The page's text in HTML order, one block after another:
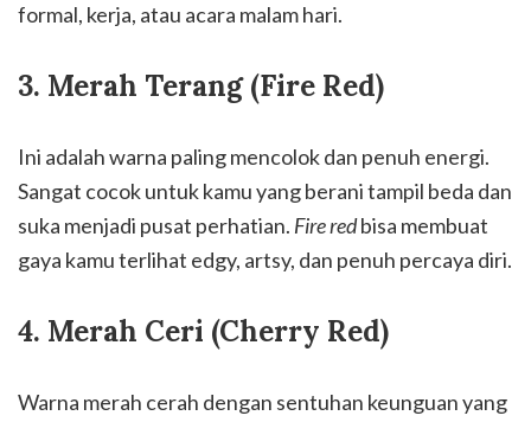
formal, kerja, atau acara malam hari.
3. Merah Terang (Fire Red)
Ini adalah warna paling mencolok dan penuh energi.
Sangat cocok untuk kamu yang berani tampil beda dan
suka menjadi pusat perhatian. Fire redbisa membuat
gaya kamu terlihat edgy, artsy, dan penuh percaya diri.
4. Merah Ceri (Cherry Red)
Warna merah cerah dengan sentuhan keunguan yang